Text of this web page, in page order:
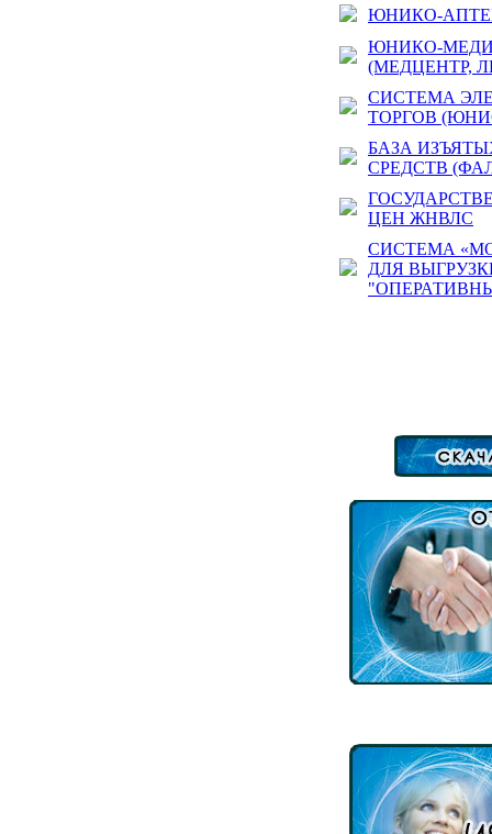
ЮНИКО-
ЮНИКО-
(МЕДЦЕНТР,
СИСТЕМА
ТОРГОВ
БАЗА
СРЕДСТВ
ЦЕН ЖНВЛС
СИСТЕМА
ДЛЯ